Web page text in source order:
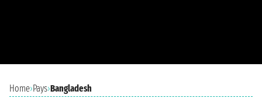
Home›Pays›Bangladesh